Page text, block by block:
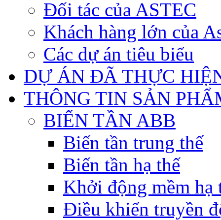
Đối tác của ASTEC
Khách hàng lớn của
Các dự án tiêu biểu
DỰ ÁN ĐÃ THỰC
THÔNG TIN SẢN
BIẾN TẦN ABB
Biến tần trung thế
Biến tần hạ thế
Khởi động mềm hạ
Điều khiển truyền